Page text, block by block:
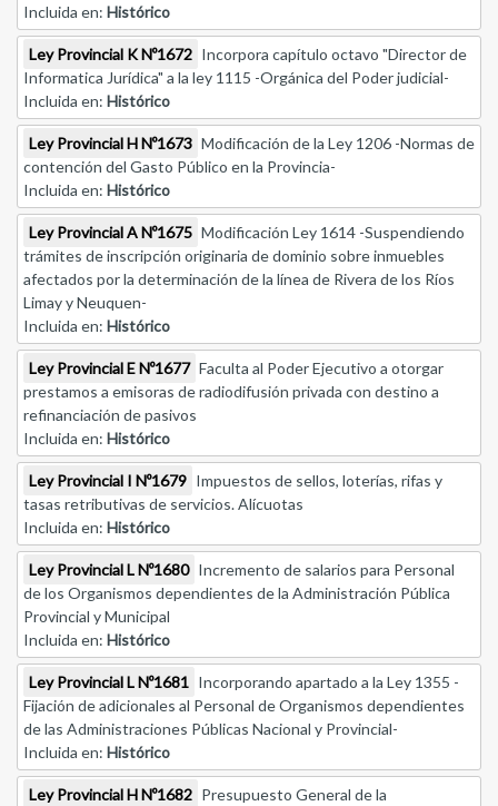
Incluida en: Histórico
Ley Provincial K Nº1672 Incorpora capítulo octavo "Director de
Informatica Jurídica" a la ley 1115 -Orgánica del Poder judicial-
Incluida en: Histórico
Ley Provincial H Nº1673 Modificación de la Ley 1206 -Normas de
contención del Gasto Público en la Provincia-
Incluida en: Histórico
Ley Provincial A Nº1675 Modificación Ley 1614 -Suspendiendo
trámites de inscripción originaria de dominio sobre inmuebles
afectados por la determinación de la línea de Rivera de los Ríos
Limay y Neuquen-
Incluida en: Histórico
Ley Provincial E Nº1677 Faculta al Poder Ejecutivo a otorgar
prestamos a emisoras de radiodifusión privada con destino a
refinanciación de pasivos
Incluida en: Histórico
Ley Provincial I Nº1679 Impuestos de sellos, loterías, rifas y
tasas retributivas de servicios. Alícuotas
Incluida en: Histórico
Ley Provincial L Nº1680 Incremento de salarios para Personal
de los Organismos dependientes de la Administración Pública
Provincial y Municipal
Incluida en: Histórico
Ley Provincial L Nº1681 Incorporando apartado a la Ley 1355 -
Fijación de adicionales al Personal de Organismos dependientes
de las Administraciones Públicas Nacional y Provincial-
Incluida en: Histórico
Ley Provincial H Nº1682 Presupuesto General de la